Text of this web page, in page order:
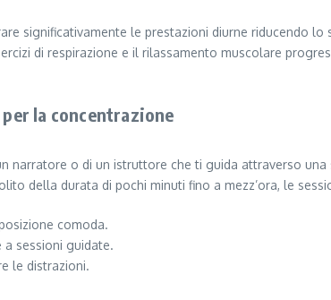
significativamente le prestazioni diurne riducendo
di respirazione e il rilassamento muscolare
la concentrazione
narratore o di un istruttore che ti guida attraverso
della durata di pochi minuti fino a mezz’ora, le
comoda.
a sessioni guidate.
le distrazioni.